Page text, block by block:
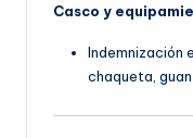
Casco y
Indemnización
chaqueta,